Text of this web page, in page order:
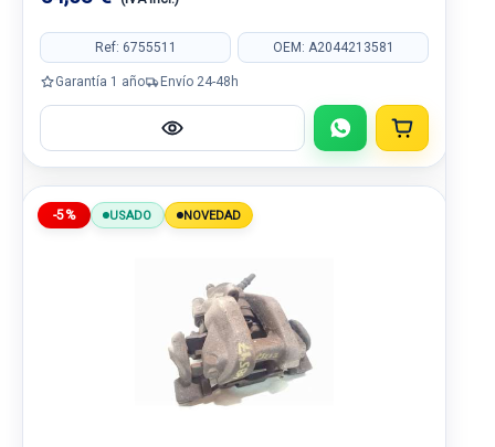
Ref: 6755511 OEM: A2044213581
Garantía 1 año Envío 24-48h
-5% USADO NOVEDAD